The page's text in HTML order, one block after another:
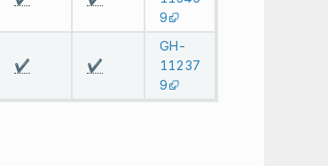
9
✔️ ✔️
GH-
11237
9